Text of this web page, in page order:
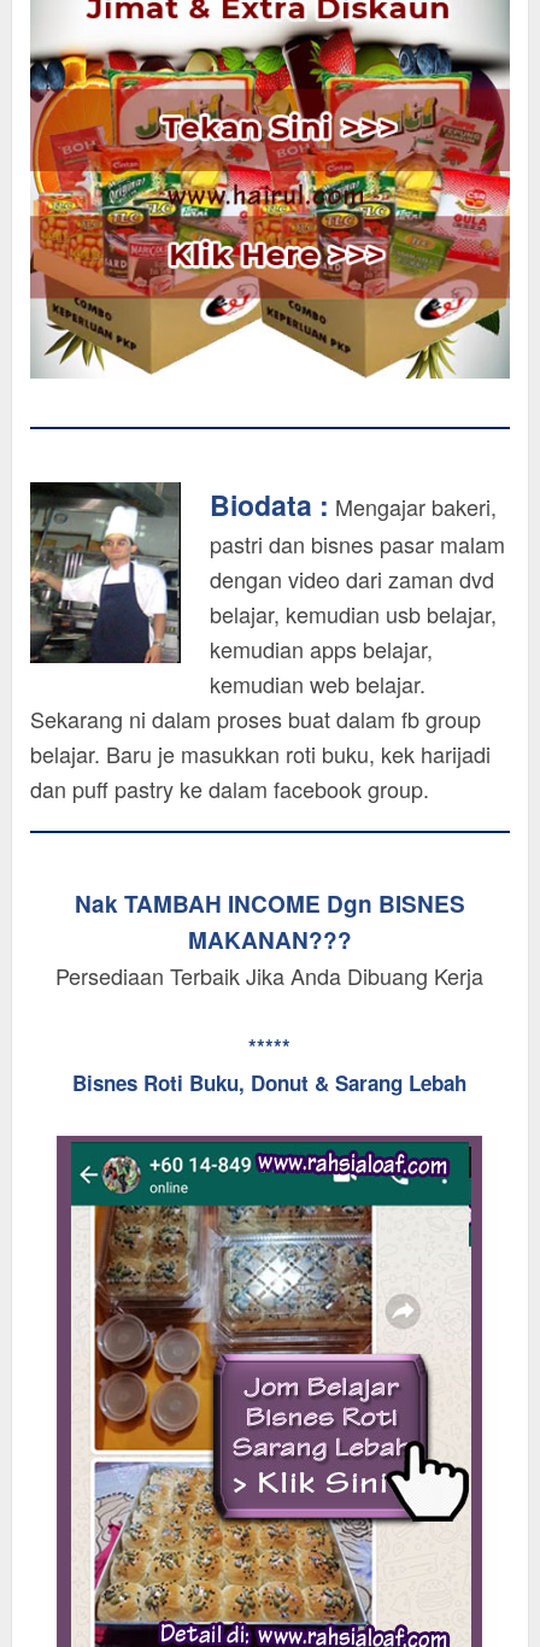
Biodata : Mengajar bakeri,
pastri dan bisnes pasar malam
dengan video dari zaman dvd
belajar, kemudian usb belajar,
kemudian apps belajar,
kemudian web belajar.
Sekarang ni dalam proses buat dalam fb group
belajar. Baru je masukkan roti buku, kek harijadi
dan puff pastry ke dalam facebook group.
Nak TAMBAH INCOME Dgn BISNES
MAKANAN???
Persediaan Terbaik Jika Anda Dibuang Kerja
*****
Bisnes Roti Buku, Donut & Sarang Lebah